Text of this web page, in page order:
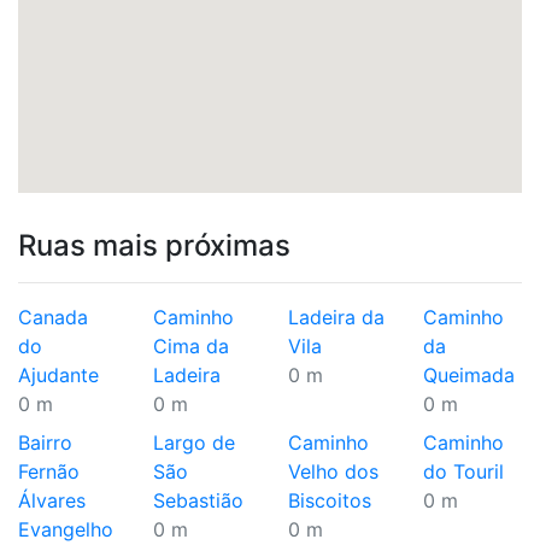
Ruas mais próximas
Canada
do
Ajudante
0 m
Caminho
Cima da
Ladeira
0 m
Ladeira da
Vila
0 m
Caminho
da
Queimada
0 m
Bairro
Fernão
Álvares
Evangelho
Largo de
São
Sebastião
0 m
Caminho
Velho dos
Biscoitos
0 m
Caminho
do Touril
0 m